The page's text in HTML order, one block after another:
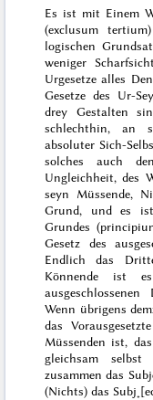
Es ist mit Einem
(exclusum tertium
logischen
weniger
Urgesetze alles
Gesetzedes Ur-
drey Gestalten
schlechthin, an
absoluter Sich-
solches auch
Ungleichheit, des
seyn Müssende,
Grund, und es
Grundes (
Gesetz des
Endlich das
Könnende ist
Wenn übrigens
das
Müssenden ist,
gleichsam
zusammen das
(Nichts) das